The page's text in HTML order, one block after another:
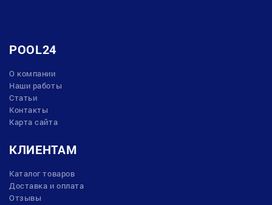
POOL24
О компании
Наши работы
Статьи
Контакты
Карта сайта
КЛИЕНТАМ
Каталог товаров
Доставка и оплата
Отзывы